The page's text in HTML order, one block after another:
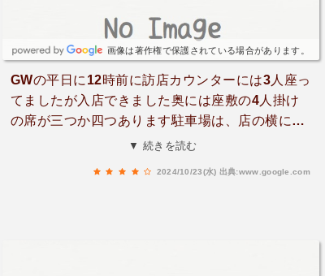
画像は著作権で保護されている場合があります。
GWの平日に12時前に訪店カウンターには3人座っ
てましたが入店できました奥には座敷の4人掛け
の席が三つか四つあります駐車場は、店の横に2
台留められますホールスタッフの対応も心地良い
▼ 続きを読む
2024/10/23(水) 出典:www.google.com